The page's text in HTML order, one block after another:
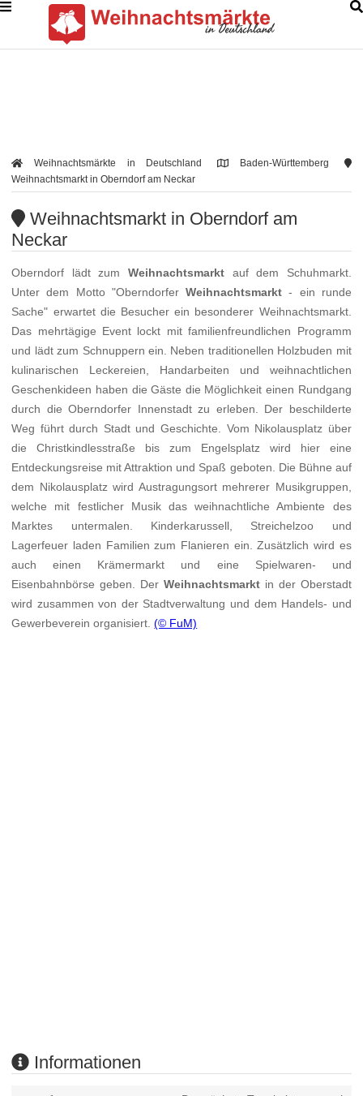
Weihnachtsmärkte in Deutschland
Baden-Württemberg
Weihnachtsmarkt in Oberndorf am Neckar
Weihnachtsmarkt in Oberndorf am
Neckar
Oberndorf lädt zum Weihnachtsmarktauf dem Schuhmarkt.
Unter dem Motto "OberndorferWeihnachtsmarkt - ein runde
Sache" erwartet die Besucher ein besonderer Weihnachtsmarkt.
Das mehrtägige Event lockt mit familienfreundlichen Programm
und lädt zum Schnuppern ein. Neben traditionellen Holzbuden mit
kulinarischen Leckereien, Handarbeiten und weihnachtlichen
Geschenkideen haben die Gäste die Möglichkeit einen Rundgang
durch die Oberndorfer Innenstadt zu erleben. Der beschilderte
Weg führt durch Stadt und Geschichte. Vom Nikolausplatz über
die Christkindlesstraße bis zum Engelsplatz wird hier eine
Entdeckungsreise mit Attraktion und Spaß geboten. Die Bühne auf
dem Nikolausplatz wird Austragungsort mehrerer Musikgruppen,
welche mit festlicher Musik das weihnachtliche Ambiente des
Marktes untermalen. Kinderkarussell, Streichelzoo und
Lagerfeuer laden Familien zum Flanieren ein. Zusätzlich wird es
auch einen Krämermarkt und eine Spielwaren- und
Eisenbahnbörse geben. Der Weihnachtsmarktin der Oberstadt
wird zusammen von der Stadtverwaltung und dem Handels- und
Gewerbeverein organisiert.(© FuM)
Informationen